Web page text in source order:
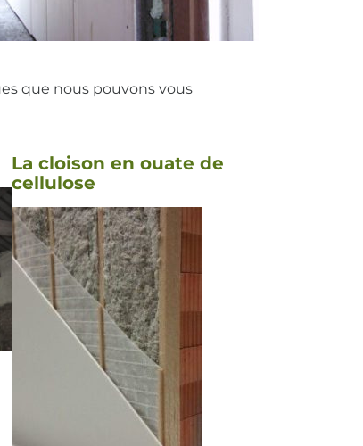
que nous pouvons vous
La cloison en ouate de
cellulose